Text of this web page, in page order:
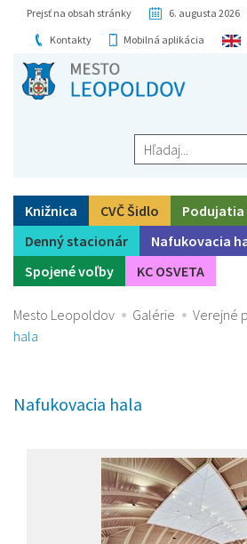
Prejsť na obsah stránky
6. augusta
Kontakty
Mobilná aplikácia
Hľadaj...
Knižnica CVČ Šidlo Podujatia
Denný stacionár
Nafukovacia
Spojené voľby
KC OSVETA
Mesto Leopoldov Galérie Verejné
hala
Nafukovacia hala